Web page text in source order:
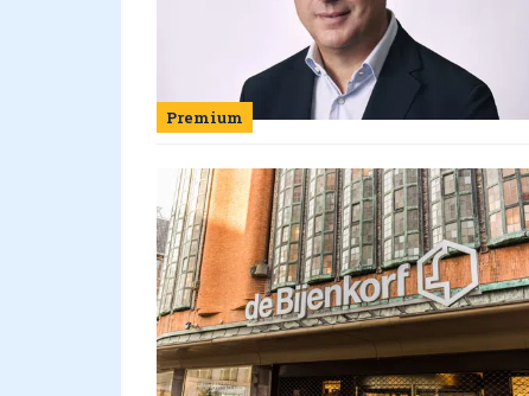
Premium